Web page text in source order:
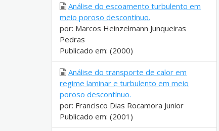
Análise do escoamento turbulento em
meio poroso descontínuo.
por: Marcos Heinzelmann Junqueiras
Pedras
Publicado em: (2000)
Análise do transporte de calor em
regime laminar e turbulento em meio
poroso descontínuo.
por: Francisco Dias Rocamora Junior
Publicado em: (2001)